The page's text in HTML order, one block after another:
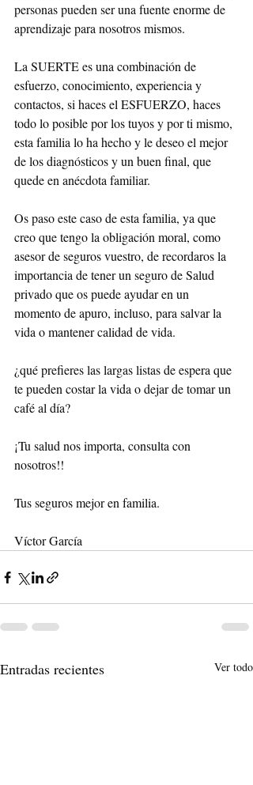
personas pueden ser una fuente enorme de
aprendizaje para nosotros mismos.
La SUERTE es una combinación de
esfuerzo, conocimiento, experiencia y
contactos, si haces el ESFUERZO, haces
todo lo posible por los tuyos y por ti mismo,
esta familia lo ha hecho y le deseo el mejor
de los diagnósticos y un buen final, que
quede en anécdota familiar.
Os paso este caso de esta familia, ya que
creo que tengo la obligación moral, como
asesor de seguros vuestro, de recordaros la
importancia de tener un seguro de Salud
privado que os puede ayudar en un
momento de apuro, incluso, para salvar la
vida o mantener calidad de vida.
¿qué prefieres las largas listas de espera que
te pueden costar la vida o dejar de tomar un
café al día?
¡Tu salud nos importa, consulta con
nosotros!!
Tus seguros mejor en familia.
Víctor García
Entradas recientes Ver todo